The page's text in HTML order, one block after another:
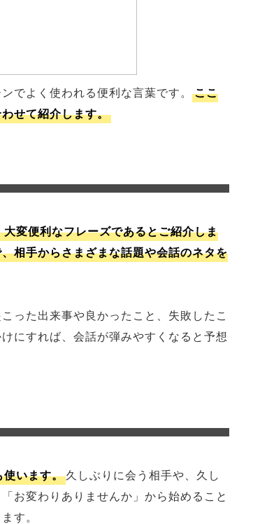
でよく使われる便利な言葉です。
ここ
せて紹介します。
変便利なフレーズであるとご紹介しま
相手からさまざまな話題や会話のネタを
った出来事や良かったこと、失敗したこ
にすれば、会話が弾みやすくなると予想
使います。久しぶりに会う相手や、久し
お変わりありませんか」から始めること
す。